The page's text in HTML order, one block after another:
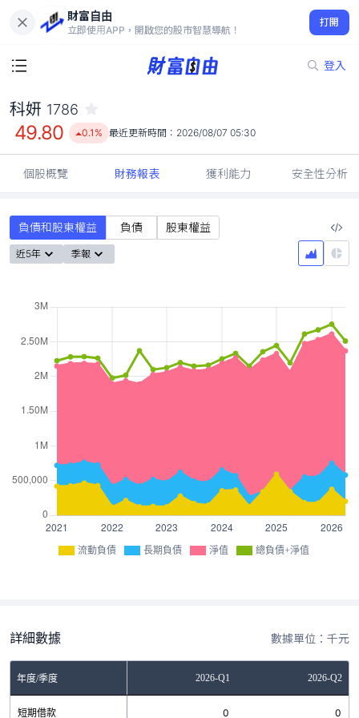
財富自由
立即使用APP，開啟您的股市智慧導航！
打開
登入
49.80
0.1%
科妍 1786
49.80 0.1% 最近更新時間： 2026/08/07 05:30
個股概覽 財務報表 獲利能力 安全性分析
負債和股東權益 負債 股東權益
近5年 季報
流動負債 長期負債 淨值 總負債+淨值
詳細數據 數據單位：千元
年度/季度 2026-Q1 2026-Q2
短期借款 0 0